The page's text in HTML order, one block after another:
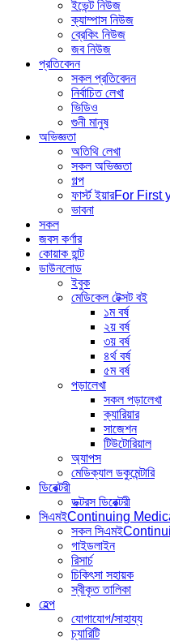
ইভেন্ট নিউজ
ক্যাম্পাস নিউজ
ব্রেকিং নিউজ
জব নিউজ
প্রতিবেদন
সকল প্রতিবেদন
নির্বাচিত লেখা
ভিডিও
গুনী মানুষ
অভিজ্ঞতা
অতিথি লেখা
সকল অভিজ্ঞতা
গল্প
ফার্স্ট ইয়ারFor First
ভাবনা
সকল
জবস কর্ণার
কোয়াক হান্ট
ডাউনলোড
ইবুক
মেডিকেল টেক্সট বই
১ম বর্ষ
২য় বর্ষ
৩য় বর্ষ
৪র্থ বর্ষ
৫ম বর্ষ
পড়ালেখা
সকল পড়ালেখা
ক্যারিয়ার
সাজেশন
টিউটোরিয়াল
অ্যাপস
মেডিক্যাল ডকুমেন্টারি
ডিরেক্টরী
ডক্টরস ডিরেক্টরী
সিএমইContinuing
সকল সিএমই
গাইডলাইন
রিসার্চ
চিকিৎসা সহায়ক
স্বীকৃত তালিকা
হেল্প
যোগাযোগ/সাহায্য
চ্যারিটি